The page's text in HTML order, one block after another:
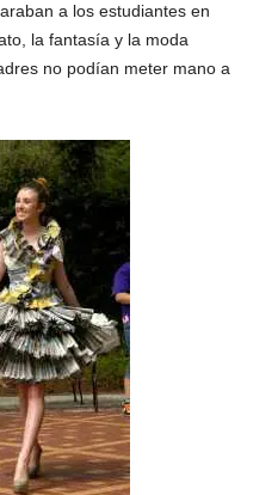
a los estudiantes en
la fantasía y la moda
no podían meter mano a